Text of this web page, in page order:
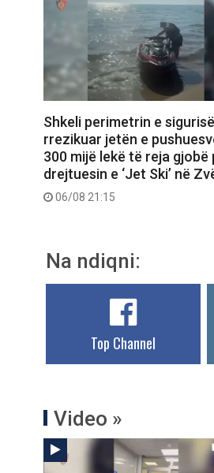
Shkeli perimetrin e
rrezikuar jetën e
300 mijë lekë të reja gjobë
drejtuesin e ‘Jet Ski’ në
06/08 21:15
Na ndiqni:
Top Channel
Video »